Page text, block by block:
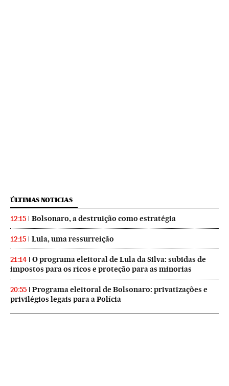
ÚLTIMAS NOTICIAS
12:15 Bolsonaro, a destruição como estratégia
12:15 Lula, uma ressurreição
21:14
O programa eleitoral de Lula da Silva: subidas de
impostos para os ricos e proteção para as minorias
20:55
Programa eleitoral de Bolsonaro: privatizações e
privilégios legais para a Polícia